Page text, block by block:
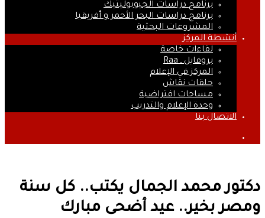
برنامج دراسات الجيوبوليتيك
برنامج دراسات البحر الأحمر و أفريقيا
المشروعات البحثية
أنشطة المركز
لقاءات خاصة
بروفايل ـ Raa
المركز في الإعلام
حلقات نقاش
مساحات افتراضية
وحدة الإعلام والتدريب
الاتصال بنا
دكتور محمد الجمال يكتب.. كل سنة
ومصر بخير.. عيد أضحى مبارك